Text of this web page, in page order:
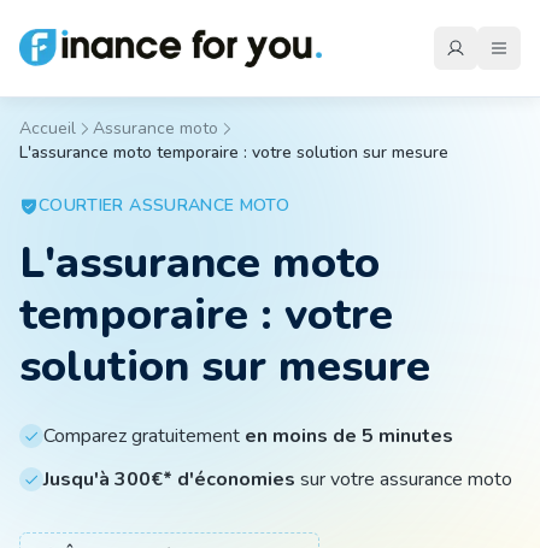
Mutuelle
Auto
Moto
Accueil
Assurance moto
L'assurance moto temporaire : votre solution sur mesure
COURTIERASSURANCE MOTO
L'assurance moto
temporaire : votre
solution sur mesure
Comparez gratuitement en moins de 5 minutes
Jusqu'à 300€* d'économies sur votre assurance moto